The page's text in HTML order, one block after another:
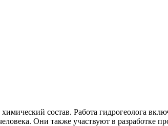
состав. Работа гидрогеолога
Они также участвуют в разработке